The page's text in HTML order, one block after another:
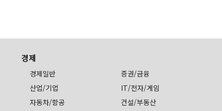
경제
경제일반
증권/금융
산업/기업
IT/전자/게임
자동차/항공
건설/부동산